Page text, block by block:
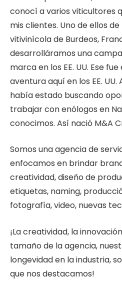
conocí a varios viticultores
mis clientes. Uno de ellos
vitivinícola de Burdeos,
desarrolláramos una
marca en los EE. UU. Ese
aventura aquí en los EE.
había estado buscando
trabajar con enólogos en
conocimos. Así nació M&A
Somos una agencia de
enfocamos en brindar
creatividad, diseño de
etiquetas, naming,
fotografía, video, nuevas
¡La creatividad, la
tamaño de la agencia,
longevidad en la industria,
que nos destacamos!